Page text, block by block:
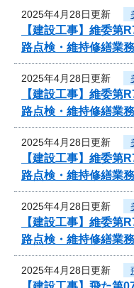
2025年4月28日更新
【建設工事】維委
路点検・維持修繕業
2025年4月28日更新
【建設工事】維委
路点検・維持修繕業
2025年4月28日更新
【建設工事】維委
路点検・維持修繕業
2025年4月28日更新
【建設工事】維委
路点検・維持修繕業
2025年4月28日更新